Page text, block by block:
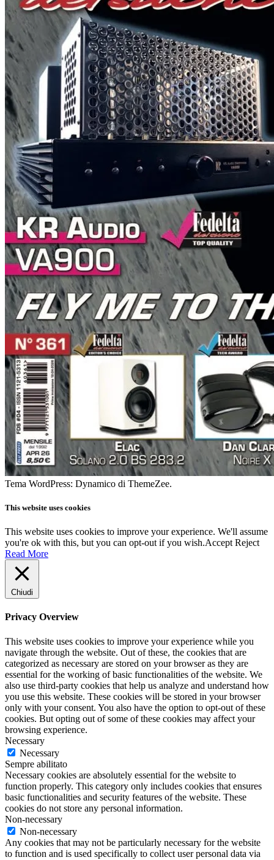
Tema WordPress: Dynamico di ThemeZee.
This website uses cookies
This website uses cookies to improve your experience. We'll assume
you're ok with this, but you can opt-out if you wish.Accept Reject
Read More
Chiudi
Privacy Overview
This website uses cookies to improve your experience while you
navigate through the website. Out of these, the cookies that are
categorized as necessary are stored on your browser as they are
essential for the working of basic functionalities of the website. We
also use third-party cookies that help us analyze and understand how
you use this website. These cookies will be stored in your browser
only with your consent. You also have the option to opt-out of these
cookies. But opting out of some of these cookies may affect your
browsing experience.
Necessary
Necessary
Sempre abilitato
Necessary cookies are absolutely essential for the website to
function properly. This category only includes cookies that ensures
basic functionalities and security features of the website. These
cookies do not store any personal information.
Non-necessary
Non-necessary
Any cookies that may not be particularly necessary for the website
to function and is used specifically to collect user personal data via